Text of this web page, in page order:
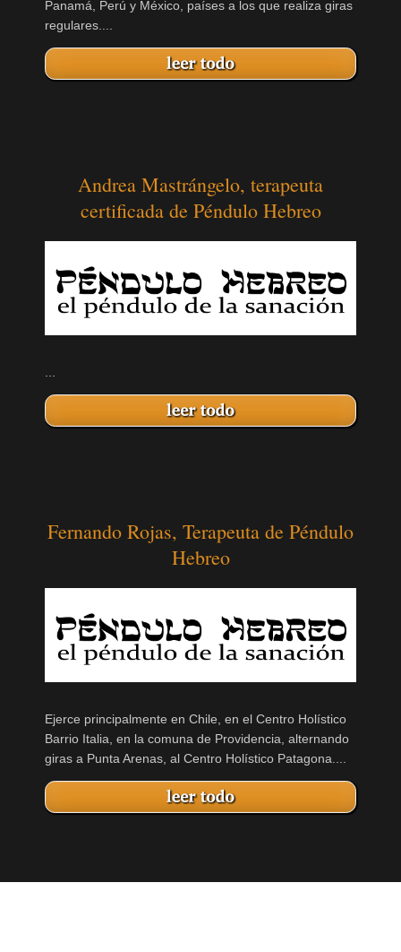
Panamá, Perú y México, países a los que realiza giras
regulares....
Andrea Mastrángelo, terapeuta
certificada de Péndulo Hebreo
Fernando Rojas, Terapeuta de Péndulo
Hebreo
Ejerce principalmente en Chile, en el Centro Holístico
Barrio Italia, en la comuna de Providencia, alternando
giras a Punta Arenas, al Centro Holístico Patagona....